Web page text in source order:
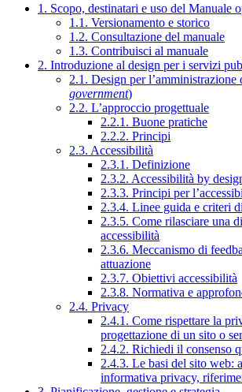
1. Scopo, destinatari e uso del Manuale
1.1. Versionamento e storico
1.2. Consultazione del manuale
1.3. Contribuisci al manuale
2. Introduzione al design per i servizi
2.1. Design per l’amministrazione
government)
2.2. L’approccio progettuale
2.2.1. Buone pratiche
2.2.2. Principi
2.3. Accessibilità
2.3.1. Definizione
2.3.2. Accessibilità by
2.3.3. Principi per
2.3.4. Linee guida e criteri
2.3.5. Come rilasciare una
accessibilità
2.3.6. Meccanismo di
attuazione
2.3.7. Obiettivi accessibilità
2.3.8. Normativa e
2.4. Privacy
2.4.1. Come rispettare la
progettazione di un sito o
2.4.2. Richiedi il consenso
2.4.3. Le basi del sito web:
informativa privacy,